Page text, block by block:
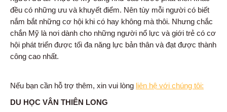
đều có những ưu và khuyết điểm. Nên tùy mỗi người có biết
nắm bắt những cơ hội khi có hay không mà thôi. Nhưng chắc
chắn Mỹ là nơi dành cho những người nổ lực và giới trẻ có cơ
hội phát triển được tối đa năng lực bản thân và đạt được thành
công cao nhất.
Nếu bạn cần hỗ trợ thêm, xin vui lòng liên hệ với chúng tôi:
DU HỌC VÂN THIÊN LONG